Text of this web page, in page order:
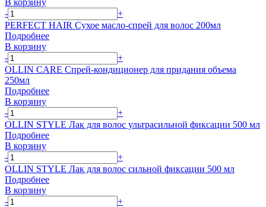
В корзину
-
+
PERFECT HAIR Сухое масло-спрей для волос 200мл
Подробнее
В корзину
-
+
OLLIN CARE Спрей-кондиционер для придания объема
250мл
Подробнее
В корзину
-
+
OLLIN STYLE Лак для волос ультрасильной фиксации 500 мл
Подробнее
В корзину
-
+
OLLIN STYLE Лак для волос сильной фиксации 500 мл
Подробнее
В корзину
-
+